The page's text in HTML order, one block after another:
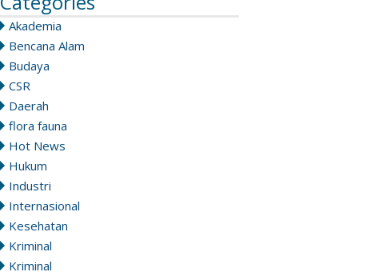
Akademia
Bencana Alam
Budaya
CSR
Daerah
flora fauna
Hot News
Hukum
Industri
Internasional
Kesehatan
Kriminal
Kriminal